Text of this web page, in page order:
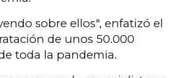
sobre ellos", enfatizó el
de unos 50.000
toda la pandemia.